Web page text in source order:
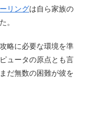
リングは自ら家族の
。
攻略に必要な環境を準
ュータの原点とも言
だ無数の困難が彼を